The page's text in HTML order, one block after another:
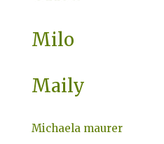
Milo
Maily
Michaela maurer